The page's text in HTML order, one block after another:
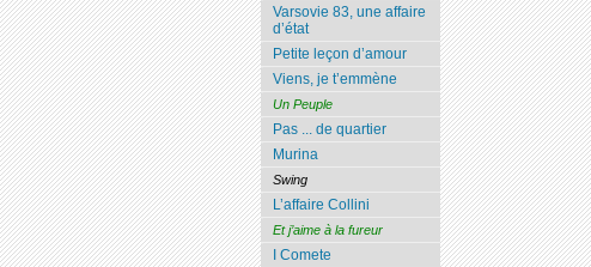
Varsovie 83, une affaire
d’état
Petite leçon d’amour
Viens, je t’emmène
Un Peuple
Pas ... de quartier
Murina
Swing
L’affaire Collini
Et j’aime à la fureur
I Comete